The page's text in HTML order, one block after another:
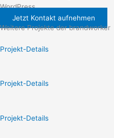
WordPress
Jetzt Kontakt aufnehmen
Weitere Projekte der brandworker
Projekt-Details
Projekt-Details
Projekt-Details